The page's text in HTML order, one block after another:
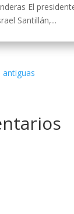
El
Santillán,...
antiguas